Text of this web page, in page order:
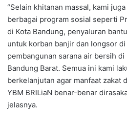
“Selain khitanan massal, kami
berbagai program sosial seperti
di Kota Bandung, penyaluran
untuk korban banjir dan longsor
pembangunan sarana air bersih
Bandung Barat. Semua ini kami
berkelanjutan agar manfaat zakat
YBM BRILiaN benar-benar
jelasnya.